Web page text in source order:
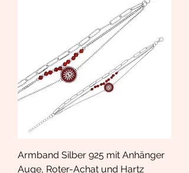
Armband Silber 925 mit Anhänger
Auge, Roter-Achat und Hartz